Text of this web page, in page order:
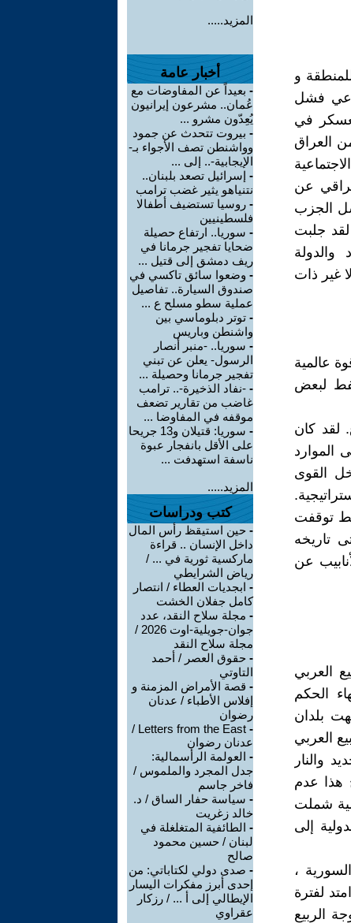
و
فشل
في
العراق
عن
الجزب
جلبت
غير ذات
عالمية
لبعض
لقد كان
الموارد
القوى
توقفت
تاريخه
عن
العربي
الحكم
بلدان
العربي
والنار
هذا عدم
شملت
إلى
،
لفترة
الربيع
المزيد.....
أخبار عامة
- بعيداً عن المفاوضات مع
عُمان.. مشرعون إيرانيون
يُعِدّون مشرو ...
- بيروت تتحدث عن جمود
وواشنطن تصف الأجواء بـ-
الإيجابية-.. إلى ...
- إسرائيل تصعد بلبنان..
نتنياهو يثير غضب ترامب
- روسيا تستضيف أطفالا
فلسطينيين
- سوريا.. ارتفاع حصيلة
ضحايا تفجير جرمانا في
ريف دمشق إلى قتيل ...
- وضعوا سائق تاكسي في
صندوق السيارة.. تفاصيل
عملية سطو مسلح ع ...
- توتر دبلوماسي بين
واشنطن وباريس
- سوريا.. -منبر أنصار
الرسول- يعلن عن تبني
تفجير جرمانا وحصيلة ...
- -نفاد الذخيرة-.. ترامب
غاضب من تقارير تضعف
موقفه في المفاوضا ...
-
سوريا: قتيلان و13 جريحا
على الأقل بانفجار عبوة
ناسفة استهدفت ...
المزيد.....
كتب ودراسات
- حين استيقظ رأس المال
داخل الإنسان .. قراءة
ماركسية ثورية في ... /
رياض الشرايطي
- ابجديات العطاء / انتصار
كامل جفلان الخشت
- مجلة سلاح النقد، عدد
جوان-جويلية-اوت 2026 /
مجلة سلاح النقد
- حقوق العصر / أحمد
التاوتي
- قصة الأمراض المزمنة و
إفلاس الأطباء / عدنان
رضوان
-
Letters from the East /
عدنان رضوان
- العولمة الرأسمالية:
جدل المجرد والملموس /
فاخر جاسم
- سياسة حفار الساق / د.
خالد زغريت
- الطائفية المتغلغلة في
لبنان / حسين محمود
صالح
- صدى دولي لكتاباتي: من
إحدى أبرز مفكرات اليسار
الإيطالي إلى أ ... / رزكار
عقراوي